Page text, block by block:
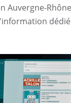
Auvergne-